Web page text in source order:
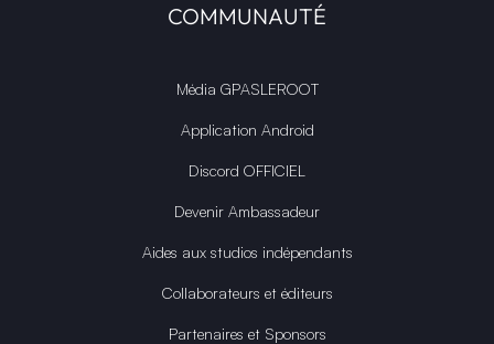
COMMUNAUTÉ
Média GPASLEROOT
Application Android
Discord OFFICIEL
Devenir Ambassadeur
Aides aux studios indépendants
Collaborateurs et éditeurs
Partenaires et Sponsors